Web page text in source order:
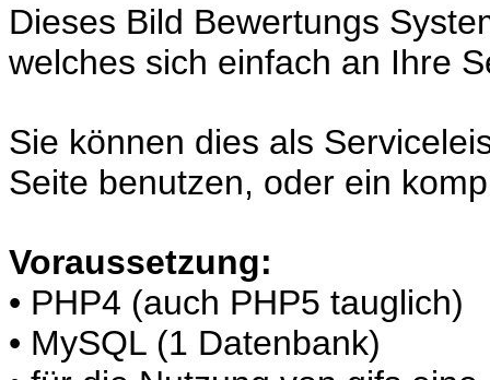
Dieses Bild Bewertungs
welches sich einfach an Ihre
Sie können dies als
Seite benutzen, oder ein
Voraussetzung:
• PHP4 (auch PHP5 tauglich)
• MySQL (1 Datenbank)